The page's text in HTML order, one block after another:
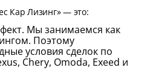
Кар Лизинг» — это:
Мы занимаемся как
Поэтому
условия сделок по
Chery, Omoda, Exeed и